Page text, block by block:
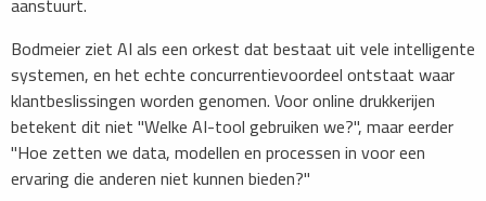
Bodmeier ziet AI als een orkest dat bestaat uit vele intelligente
systemen, en het echte concurrentievoordeel ontstaat waar
klantbeslissingen worden genomen. Voor online drukkerijen
betekent dit niet "Welke AI-tool gebruiken we?", maar eerder
"Hoe zetten we data, modellen en processen in voor een
ervaring die anderen niet kunnen bieden?"